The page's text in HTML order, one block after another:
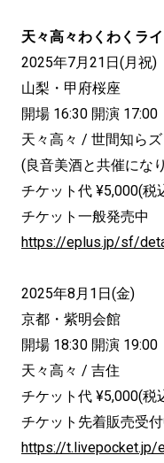
天々高々わくわくラ
2025年7月21日(月祝)
山梨・甲府桜座
開場 16:30 開演 17:00
天々高々 / 世間知らズ
(良音美酒と共催にな
チケット代 ¥5,000(税
チケット一般発売中
https://eplus.jp/sf/
2025年8月1日(金)
京都・紫明会館
開場 18:30 開演 19:00
天々高々 / 吉住
チケット代 ¥5,000(税
チケット先着販売受
https://t.livepocket.jp/